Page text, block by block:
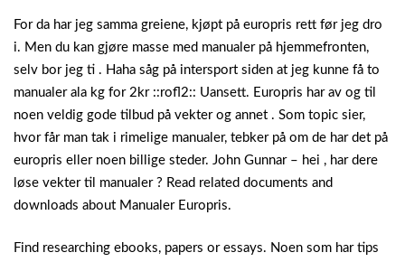
For da har jeg samma greiene, kjøpt på europris rett før jeg dro
i. Men du kan gjøre masse med manualer på hjemmefronten,
selv bor jeg ti . Haha såg på intersport siden at jeg kunne få to
manualer ala kg for 2kr ::rofl2:: Uansett. Europris har av og til
noen veldig gode tilbud på vekter og annet . Som topic sier,
hvor får man tak i rimelige manualer, tebker på om de har det på
europris eller noen billige steder. John Gunnar – hei , har dere
løse vekter til manualer ? Read related documents and
downloads about Manualer Europris.
Find researching ebooks, papers or essays. Noen som har tips